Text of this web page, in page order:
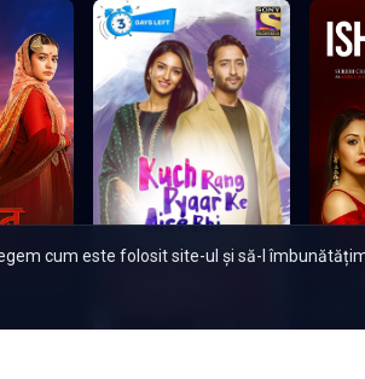
cum este folosit site-ul și să-l
dar încă greu de
mai multe episoade